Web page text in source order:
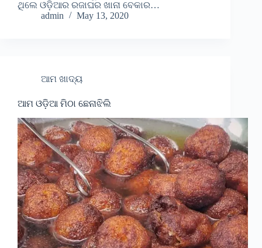
ଥିଲେ ଓଡ଼ିଆର ରଜାଘର ଖାନା ବେକାର…
admin
May 13, 2020
ଆମ ଖାଦ୍ୟ
ଆମ ଓଡ଼ିଆ ମିଠା ଛେନାଝିଲି